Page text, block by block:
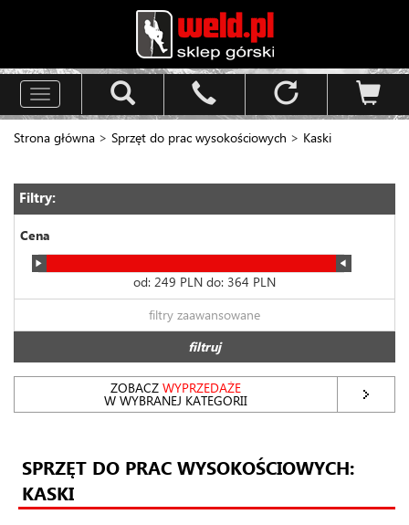
Toggle
navigation
Strona główna > Sprzęt do prac wysokościowych > Kaski
Filtry:
Cena
od: 249 PLN do: 364 PLN
filtry zaawansowane
filtruj
ZOBACZWYPRZEDAŻE
W WYBRANEJ KATEGORII
SPRZĘT DO PRAC WYSOKOŚCIOWYCH:
KASKI